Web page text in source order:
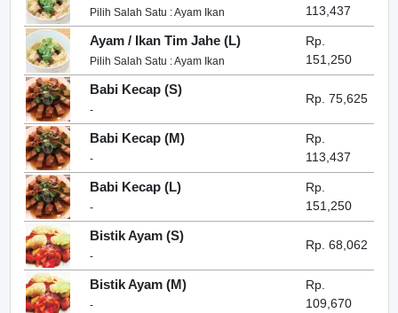
Pilih Salah Satu : Ayam Ikan
113,437
Ayam / Ikan Tim Jahe (L)
Pilih Salah Satu : Ayam Ikan
Rp.
151,250
Babi Kecap (S)
-
Rp. 75,625
Babi Kecap (M)
-
Rp.
113,437
Babi Kecap (L)
-
Rp.
151,250
Bistik Ayam (S)
-
Rp. 68,062
Bistik Ayam (M)
-
Rp.
109,670